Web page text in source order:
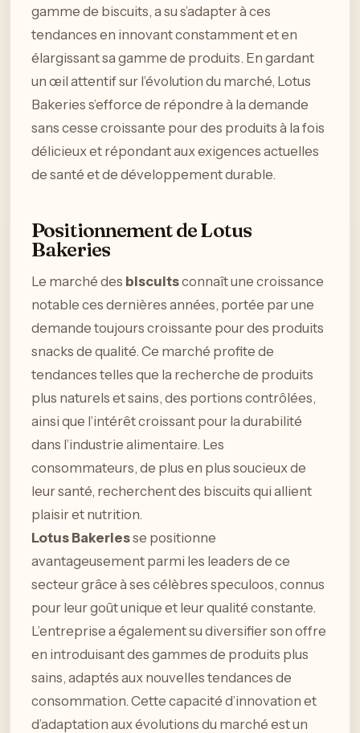
gamme de biscuits, a su s’adapter à ces
tendances en innovant constamment et en
élargissant sa gamme de produits. En gardant
un œil attentif sur l’évolution du marché, Lotus
Bakeries s’efforce de répondre à la demande
sans cesse croissante pour des produits à la fois
délicieux et répondant aux exigences actuelles
de santé et de développement durable.
Positionnement de Lotus
Bakeries
Le marché des biscuitsconnaît une croissance
notable ces dernières années, portée par une
demande toujours croissante pour des produits
snacks de qualité. Ce marché profite de
tendances telles que la recherche de produits
plus naturels et sains, des portions contrôlées,
ainsi que l’intérêt croissant pour la durabilité
dans l’industrie alimentaire. Les
consommateurs, de plus en plus soucieux de
leur santé, recherchent des biscuits qui allient
plaisir et nutrition.
Lotus Bakeriesse positionne
avantageusement parmi les leaders de ce
secteur grâce à ses célèbres speculoos, connus
pour leur goût unique et leur qualité constante.
L’entreprise a également su diversifier son offre
en introduisant des gammes de produits plus
sains, adaptés aux nouvelles tendances de
consommation. Cette capacité d’innovation et
d’adaptation aux évolutions du marché est un